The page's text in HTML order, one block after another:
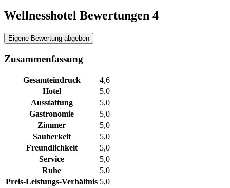
Wellnesshotel Bewertungen 4
Eigene Bewertung abgeben
Zusammenfassung
Gesamteindruck
4,6
Hotel
5,0
Ausstattung
5,0
Gastronomie
5,0
Zimmer
5,0
Sauberkeit
5,0
Freundlichkeit
5,0
Service
5,0
Ruhe
5,0
Preis-Leistungs-Verhältnis 5,0